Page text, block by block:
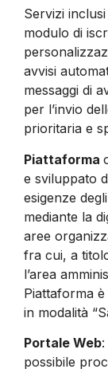
Servizi
modulo di
avvisi
messaggi di
per l’invio
prioritaria e
Piattaforma
e sviluppato
esigenze
mediante la
aree
fra cui, a
l’area
Piattaforma è
in modalità
Portale Web
possibile